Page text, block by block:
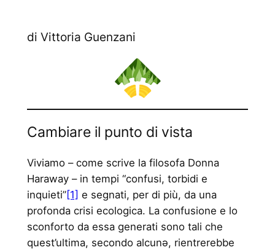
di Vittoria Guenzani
Cambiare il punto di vista
Viviamo – come scrive la filosofa Donna
Haraway – in tempi “confusi, torbidi e
inquieti”[1] e segnati, per di più, da una
profonda crisi ecologica. La confusione e lo
sconforto da essa generati sono tali che
quest’ultima, secondo alcunə, rientrerebbe